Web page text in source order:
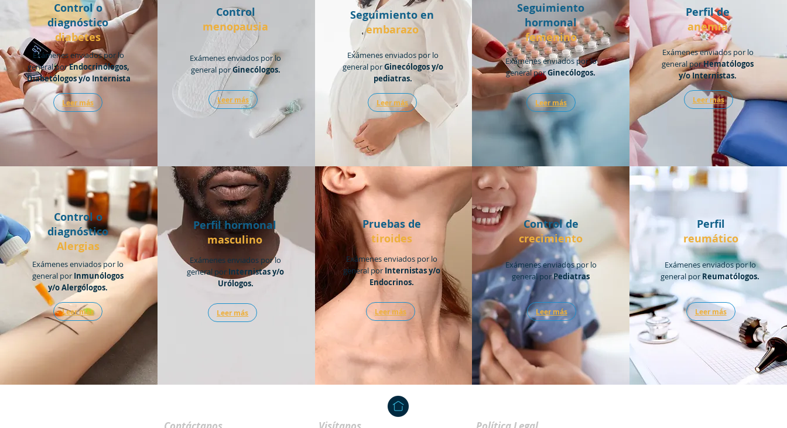
Control o
diagnóstico
diabetes
Exámenes enviados por lo
general porEndocrinólogos,
Diabetólogos y/o Internista
Leer más
Control
menopausia
Exámenes enviados por lo
general porGinecólogos.
Leer más
Seguimiento en
embarazo
Exámenes enviados por lo
general porGinecólogos y/o
pediatras.
Leer más
Seguimiento
hormonal
femenino
Exámenes enviados por lo
general porGinecólogos.
Leer más
Perfil de
anemia
Exámenes enviados por lo
general porHematólogos
y/o Internistas.
Leer más
Control o
diagnóstico
Alergias
Exámenes enviados por lo
general por Inmunólogos
y/o Alergólogos.
Leer más
Perfil hormonal
masculino
Exámenes enviados por lo
general por Internistas y/o
Urólogos.
Leer más
Pruebas de
tiroides
Exámenes enviados por lo
general porInternistas y/o
Endocrinos.
Leer más
Control de
crecimiento
Exámenes enviados por lo
general porPediatras
Leer más
Perfil
reumático
Exámenes enviados por lo
general por Reumatólogos.
Leer más